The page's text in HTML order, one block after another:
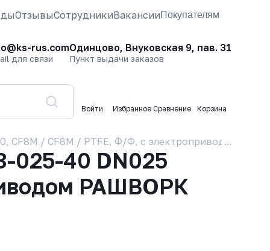
ОтзывыСотрудникиВакансииПокупателям
rus.com
для связи
Одинцово, Внуковская 9, пав. 31
Пункт выдачи заказов
Войти Избранное Сравнение Корзина
CF8M / CF8M / PTFE, Ф/Ф, с электроприводом
025-40 DN025
РАШВОРК